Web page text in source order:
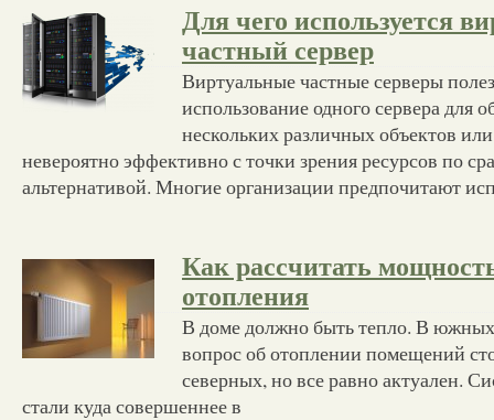
Для чего используется
частный сервер
Виртуальные частные серверы
использование одного сервера для
нескольких различных объектов
невероятно эффективно с точки зрения ресурсов по
альтернативой. Многие организации предпочитают
Как рассчитать
отопления
В доме должно быть тепло. В
вопрос об отоплении помещений
северных, но все равно актуален.
стали куда совершеннее в